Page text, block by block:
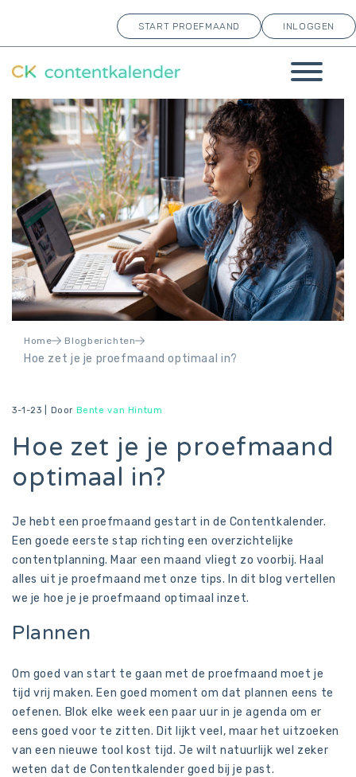
START PROEFMAAND INLOGGEN
Home Blogberichten
Hoe zet je je proefmaand optimaal in?
3-1-23 | Door Bente van Hintum
Hoe zet je je proefmaand
optimaal in?
Je hebt een proefmaand gestart in de Contentkalender.
Een goede eerste stap richting een overzichtelijke
contentplanning. Maar een maand vliegt zo voorbij. Haal
alles uit je proefmaand met onze tips. In dit blog vertellen
we je hoe je je proefmaand optimaal inzet.
Plannen
Om goed van start te gaan met de proefmaand moet je
tijd vrij maken. Een goed moment om dat plannen eens te
oefenen. Blok elke week een paar uur in je agenda om er
eens goed voor te zitten. Dit lijkt veel, maar het uitzoeken
van een nieuwe tool kost tijd. Je wilt natuurlijk wel zeker
weten dat de Contentkalender goed bij je past.